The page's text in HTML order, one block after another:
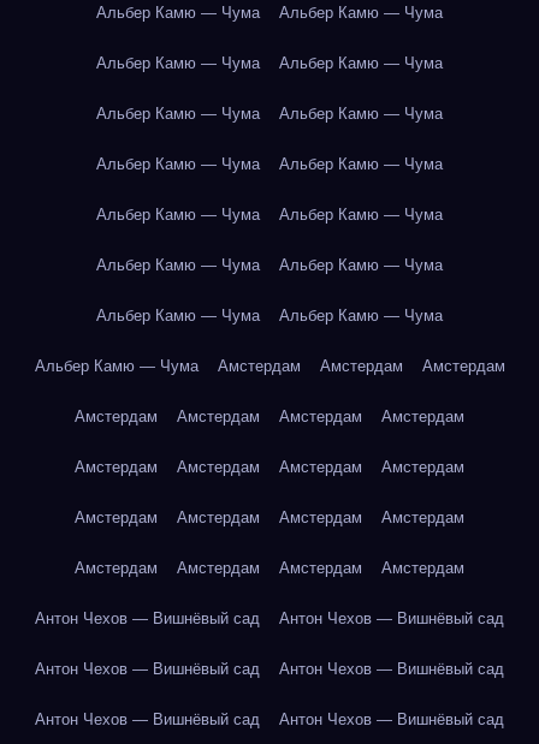
Альбер Камю — Чума Альбер Камю — Чума
Альбер Камю — Чума Альбер Камю — Чума
Альбер Камю — Чума Альбер Камю — Чума
Альбер Камю — Чума Альбер Камю — Чума
Альбер Камю — Чума Альбер Камю — Чума
Альбер Камю — Чума Альбер Камю — Чума
Альбер Камю — Чума Альбер Камю — Чума
Альбер Камю — Чума Амстердам Амстердам Амстердам
Амстердам Амстердам Амстердам Амстердам
Амстердам Амстердам Амстердам Амстердам
Амстердам Амстердам Амстердам Амстердам
Амстердам Амстердам Амстердам Амстердам
Антон Чехов — Вишнёвый сад Антон Чехов — Вишнёвый сад
Антон Чехов — Вишнёвый сад Антон Чехов — Вишнёвый сад
Антон Чехов — Вишнёвый сад Антон Чехов — Вишнёвый сад